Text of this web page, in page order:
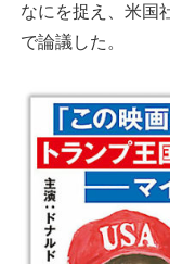
なにを捉え、米国
で論議した。